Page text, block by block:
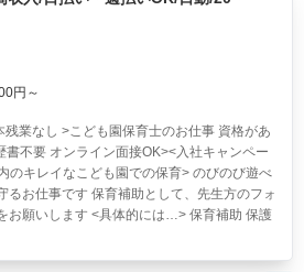
円～
残業なし >こども園保育士のお仕事 資格があ
不要 オンライン面接OK><入社キャンペー
のキレイなこども園での保育> のびのび遊べ
るお仕事です 保育補助として、先生方のフォ
お願いします <具体的には…> 保育補助 保護